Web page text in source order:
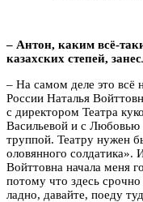
– Антон, каким всё-
казахских степей,
– На самом деле это всё
России Наталья
с директором Театра
Васильевой и с
труппой. Театру нужен
оловянного солдатика».
Войттовна начала меня
потому что здесь
ладно, давайте, поеду